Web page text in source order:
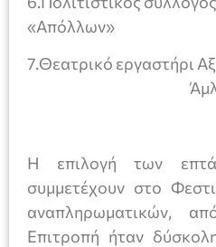
«Απόλλων»
7.Θεατρικό εργαστήρι
Άμλετ, η
Η επιλογή των
συμμετέχουν στο
αναπληρωματικών,
Επιτροπή ήταν